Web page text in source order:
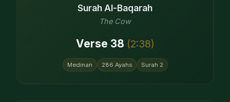
Surah Al-Baqarah
The Cow
Verse 38 (2:38)
Medinan 286 Ayahs Surah 2